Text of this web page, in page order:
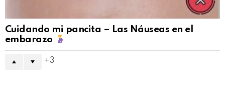
Cuidando mi pancita – Las Náuseas en el
embarazo
3